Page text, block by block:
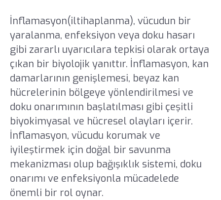
İnflamasyon(iltihaplanma), vücudun bir
yaralanma, enfeksiyon veya doku hasarı
gibi zararlı uyarıcılara tepkisi olarak ortaya
çıkan bir biyolojik yanıttır. İnflamasyon, kan
damarlarının genişlemesi, beyaz kan
hücrelerinin bölgeye yönlendirilmesi ve
doku onarımının başlatılması gibi çeşitli
biyokimyasal ve hücresel olayları içerir.
İnflamasyon, vücudu korumak ve
iyileştirmek için doğal bir savunma
mekanizması olup bağışıklık sistemi, doku
onarımı ve enfeksiyonla mücadelede
önemli bir rol oynar.